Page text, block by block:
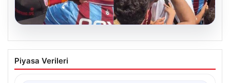
05.08.2026
Mohamed Salah’ı karşılamaya gelen
Galatasaraylı taraftarı pişman ettiler!
Piyasa Verileri